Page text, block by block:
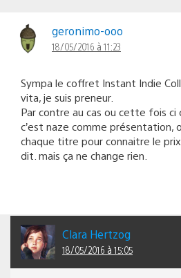
geronimo-ooo
18/05/2016 à 11:23
Sympa le coffret Instant Indie
vita, je suis preneur.
Par contre au cas ou cette fois
c’est naze comme présentation,
chaque titre pour connaitre le
dit. mais ça ne change rien.
Clara Hertzog
18/05/2016 à 15:05